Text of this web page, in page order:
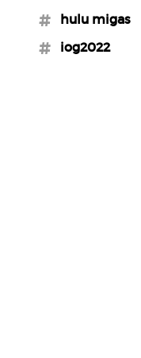
#hulu migas
#iog2022